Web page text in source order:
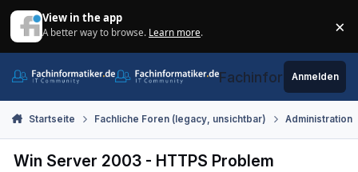
View in the app
A better way to browse. Learn more. ×
Fachinformatiker.de
Anmelden
Startseite Fachliche Foren (legacy, unsichtbar) Administration
Win Server 2003 - HTTPS Problem